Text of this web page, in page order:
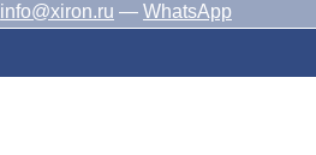
info@xiron.ru — WhatsApp